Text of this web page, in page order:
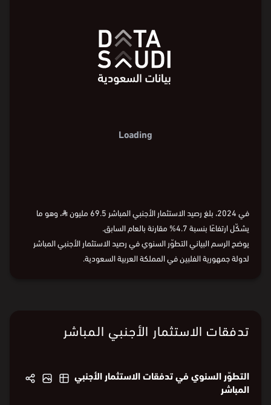
Loading
في 2024، بلغ رصيد الاستثمار الأجنبي المباشر 69.5 مليون ⃁، وهو ما
يشكّل ارتفاعًا بنسبة 4.7% مقارنة بالعام السابق.
يوضح الرسم البياني التطوّر السنوي في رصيد الاستثمار الأجنبي المباشر
لدولة جمهورية الفلبين في المملكة العربية السعودية.
تدفقات الاستثمار الأجنبي المباشر
التطوّر السنوي في تدفقات الاستثمار الأجنبي
المباشر